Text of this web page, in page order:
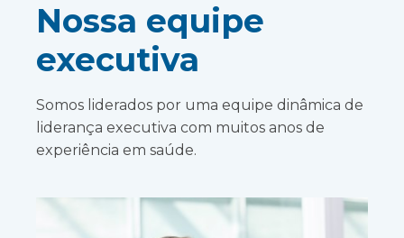
Nossa equipe
executiva
Somos liderados por uma equipe dinâmica de
liderança executiva com muitos anos de
experiência em saúde.